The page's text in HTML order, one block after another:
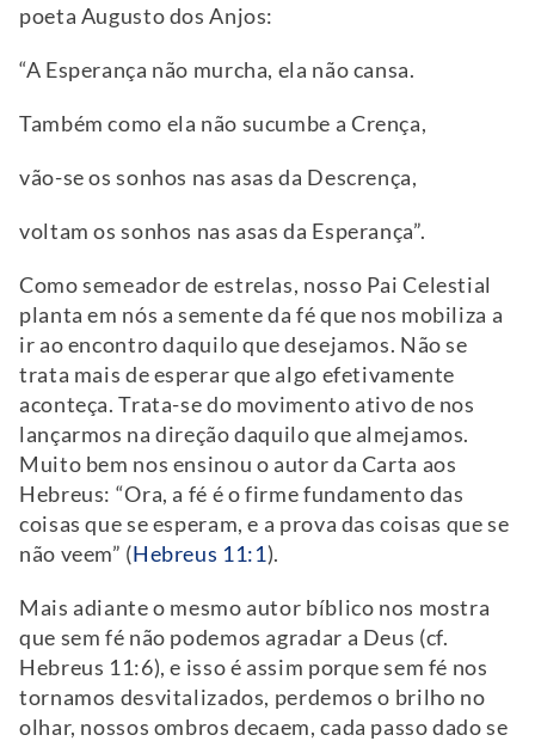
poeta Augusto dos Anjos:
“A Esperança não murcha, ela não cansa.
Também como ela não sucumbe a Crença,
vão-se os sonhos nas asas da Descrença,
voltam os sonhos nas asas da Esperança”.
Como semeador de estrelas, nosso Pai Celestial
planta em nós a semente da fé que nos mobiliza a
ir ao encontro daquilo que desejamos. Não se
trata mais de esperar que algo efetivamente
aconteça. Trata-se do movimento ativo de nos
lançarmos na direção daquilo que almejamos.
Muito bem nos ensinou o autor da Carta aos
Hebreus: “Ora, a fé é o firme fundamento das
coisas que se esperam, e a prova das coisas que se
não veem” (Hebreus 11:1).
Mais adiante o mesmo autor bíblico nos mostra
que sem fé não podemos agradar a Deus (cf.
Hebreus 11:6), e isso é assim porque sem fé nos
tornamos desvitalizados, perdemos o brilho no
olhar, nossos ombros decaem, cada passo dado se